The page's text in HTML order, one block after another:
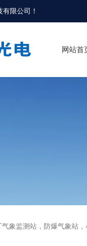
有限公司 ！
网站首
象监测站，防爆气象站，小